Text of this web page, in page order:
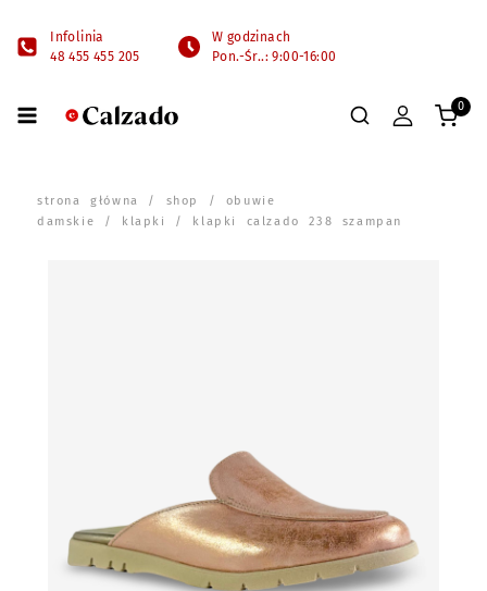
Infolinia
48 455 455 205
W godzinach
Pon.-Śr..: 9:00-16:00
0
strona główna / shop / obuwie
damskie / klapki / klapki calzado 238 szampan